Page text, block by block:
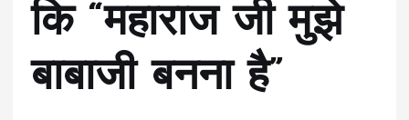
कि “महाराज जी मुझे
बाबाजी बनना है”